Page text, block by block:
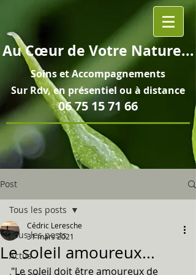
AuCœurde Votre Nature...
Soins etAccompagnements
Sur Rdv, en présentiel ou à distance
06 75 15 71 66
Post
Tous les posts
Actus
Tous les posts
Le soleil amoureux...
Cédric Leresche
31 mars 2021
"Le soleil doit être amoureux de